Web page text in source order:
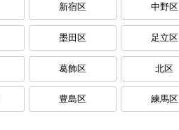
新宿区 中野区
墨田区 足立区
葛飾区 北区
豊島区 練馬区